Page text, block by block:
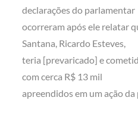
declarações do parlamentar
ocorreram após ele relatar
Santana, Ricardo Esteves,
teria [prevaricado] e
com cerca R$ 13 mil
apreendidos em um ação